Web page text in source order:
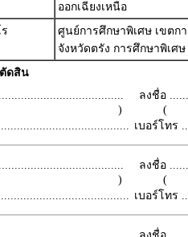
ออกเฉียงเหนือ
ศูนย์การศึกษาพิเศษ เขตก
จังหวัดตรัง การศึกษาพิเศ
ดสิน
)
ลงชื่อ
เบอร์โทร
)
ลงชื่อ
เบอร์โทร